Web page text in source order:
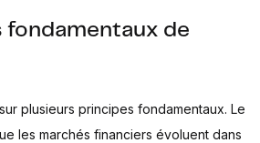
fondamentaux de
plusieurs principes fondamentaux. Le
les marchés financiers évoluent dans